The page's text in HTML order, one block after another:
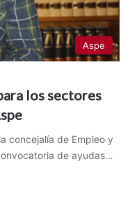
Aspe
los sectores
concejalía de Empleo y
de ayudas…